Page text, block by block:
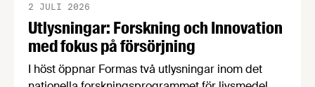
Utlysningar: Forskning och Innovation
med fokus på försörjning
2 JULI 2026
I höst öppnar Formas två utlysningar inom det